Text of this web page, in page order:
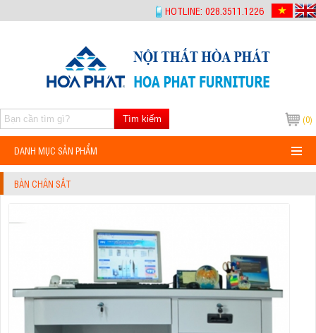
HOTLINE: 028.3511.1226
(0)
Tìm kiếm
DANH MỤC SẢN PHẨM
BÀN CHÂN SẮT